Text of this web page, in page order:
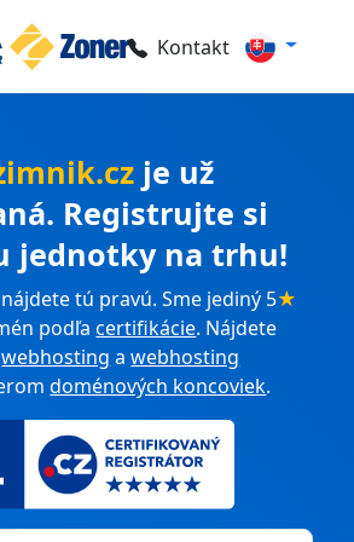
Kontakt
je už
Registrujte si
jednotky na trhu!
nájdete tú pravú. Sme jediný 5★
podľacertifikácie. Nájdete
webhosting awebhosting
doménových koncoviek.